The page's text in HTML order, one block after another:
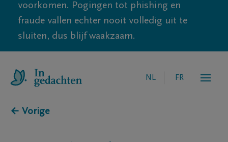
voorkomen. Pogingen tot phishing en
fraude vallen echter nooit volledig uit te
sluiten, dus blijf waakzaam.
NL FR
← Vorige